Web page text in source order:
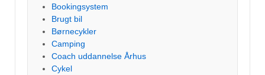
Bookingsystem
Brugt bil
Børnecykler
Camping
Coach uddannelse Århus
Cykel